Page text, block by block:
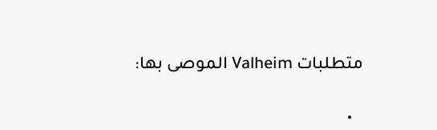
متطلبات Valheim الموصى بها: